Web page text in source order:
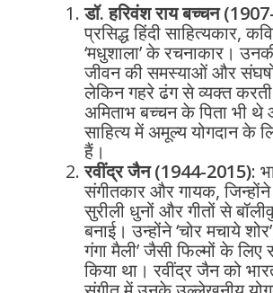
डॉ. हरिवंश राय बच्चन
प्रसिद्ध हिंदी साहित्यकार,
‘मधुशाला’ के रचनाकार।
जीवन की समस्याओं और
लेकिन गहरे ढंग से व्यक्त
अमिताभ बच्चन के पिता भी थे
साहित्य में अमूल्य योगदान के
हैं।
रवींद्र जैन (1944-2015):
संगीतकार और गायक,
सुरीली धुनों और गीतों से
बनाई। उन्होंने ‘चोर मचाये
गंगा मैली’ जैसी फिल्मों के लिए
किया था। रवींद्र जैन को